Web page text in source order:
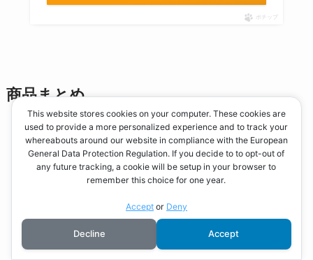
ポチップ
商品まとめ
スクロールできます
製造元
This website stores cookies on your computer. These cookies are
used to provide a more personalized experience and to track your
whereabouts around our website in compliance with the European
General Data Protection Regulation. If you decide to to opt-out of
any future tracking, a cookie will be setup in your browser to
remember this choice for one year.
Acceptor Deny
Decline Accept